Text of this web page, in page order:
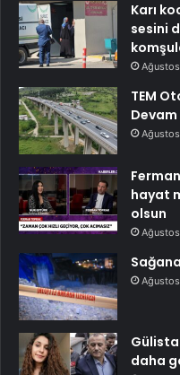
Karı
sesini
TEM
hayat
olsun
daha